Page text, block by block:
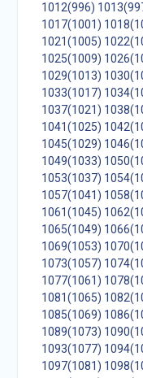
1012(996)
1017(1001)
1021(1005)
1025(1009)
1029(1013)
1033(1017)
1037(1021)
1041(1025)
1045(1029)
1049(1033)
1053(1037)
1057(1041)
1061(1045)
1065(1049)
1069(1053)
1073(1057)
1077(1061)
1081(1065)
1085(1069)
1089(1073)
1093(1077)
1097(1081)